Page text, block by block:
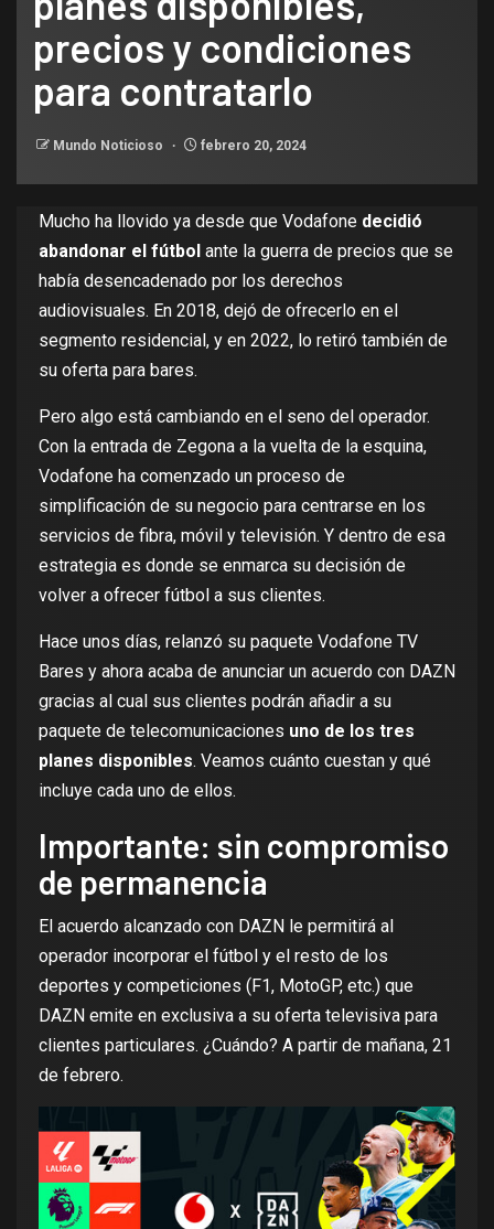
precios y condiciones
para contratarlo
Mundo Noticioso febrero 20, 2024
Mucho ha llovido ya desde que Vodafone decidió
abandonar el fútbol ante la guerra de precios que se
había desencadenado por los derechos
audiovisuales. En 2018, dejó de ofrecerlo en el
segmento residencial, y en 2022, lo retiró también de
su oferta para bares.
Pero algo está cambiando en el seno del operador.
Con la entrada de Zegona a la vuelta de la esquina,
Vodafone ha comenzado un proceso de
simplificación de su negocio para centrarse en los
servicios de fibra, móvil y televisión. Y dentro de esa
estrategia es donde se enmarca su decisión de
volver a ofrecer fútbol a sus clientes.
Hace unos días, relanzó su paquete Vodafone TV
Bares y ahora acaba de anunciar un acuerdo con DAZN
gracias al cual sus clientes podrán añadir a su
paquete de telecomunicaciones uno de los tres
planes disponibles. Veamos cuánto cuestan y qué
incluye cada uno de ellos.
Importante: sin compromiso
de permanencia
El acuerdo alcanzado con DAZN le permitirá al
operador incorporar el fútbol y el resto de los
deportes y competiciones (F1, MotoGP, etc.) que
DAZN emite en exclusiva a su oferta televisiva para
clientes particulares. ¿Cuándo? A partir de mañana, 21
de febrero.